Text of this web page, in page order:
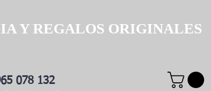
Y REGALOS ORIGINALES
078 132